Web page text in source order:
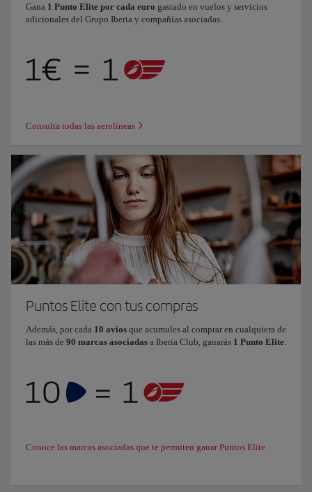
Gana 1 Punto Elite por cada euro gastado en vuelos y servicios
adicionales del Grupo Iberia y compañías asociadas.
Consulta todas las aerolíneas
Puntos Elite con tus compras
Además, por cada 10 avios que acumules al comprar en cualquiera de
las más de 90 marcas asociadas a Iberia Club, ganarás 1 Punto Elite.
Conoce las marcas asociadas que te permiten ganar Puntos Elite